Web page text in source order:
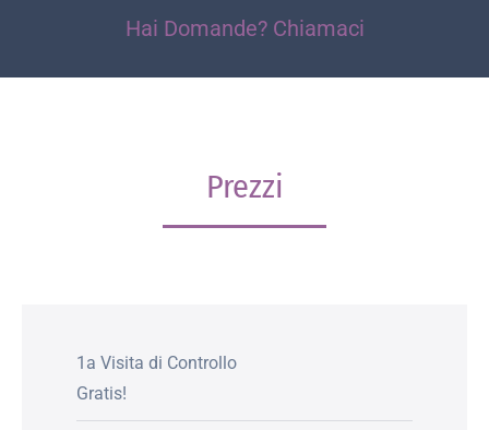
Hai Domande? Chiamaci
Prezzi
1a Visita di Controllo
Gratis!